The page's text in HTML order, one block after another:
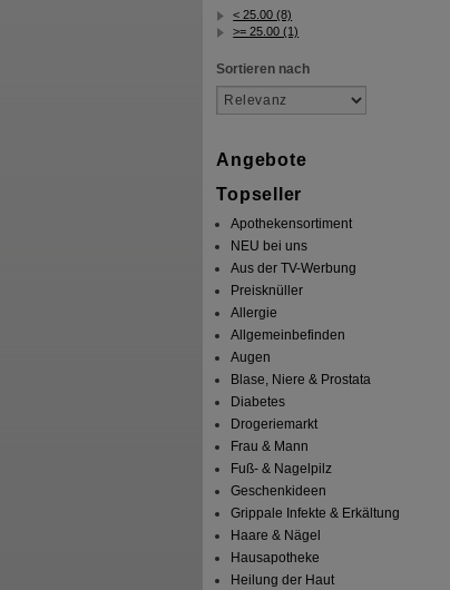
< 25.00 (8)
>= 25.00 (1)
Sortieren nach
Angebote
Topseller
Apothekensortiment
NEU bei uns
Aus der TV-Werbung
Preisknüller
Allergie
Allgemeinbefinden
Augen
Blase, Niere & Prostata
Diabetes
Drogeriemarkt
Frau & Mann
Fuß- & Nagelpilz
Geschenkideen
Grippale Infekte & Erkältung
Haare & Nägel
Hausapotheke
Heilung der Haut